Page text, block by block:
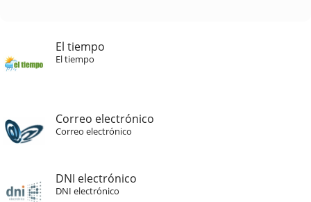
El tiempo
El tiempo
Correo electrónico
Correo electrónico
DNI electrónico
DNI electrónico